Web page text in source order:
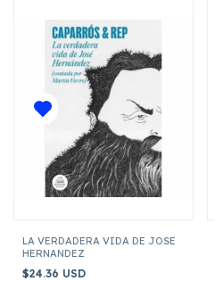
LA VERDADERA VIDA DE JOSE
HERNANDEZ
$24.36 USD